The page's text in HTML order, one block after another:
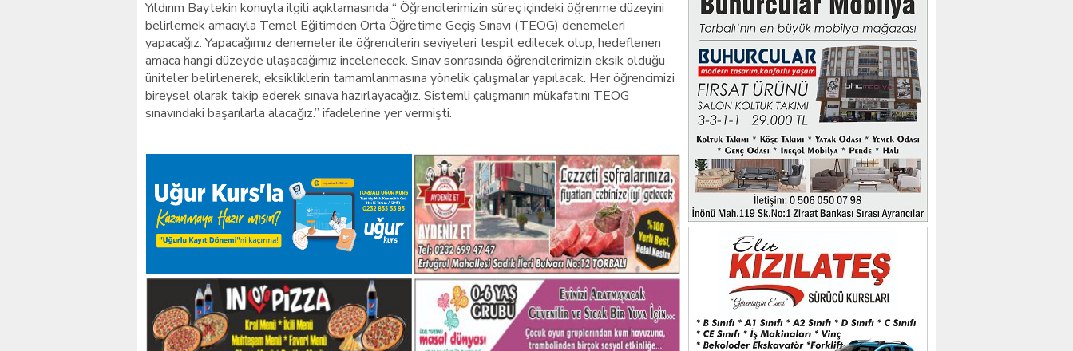
Yıldırım Baytekin konuyla ilgili açıklamasında “ Öğrencilerimizin süreç içindeki öğrenme düzeyini
belirlemek amacıyla Temel Eğitimden Orta Öğretime Geçiş Sınavı (TEOG) denemeleri
yapacağız. Yapacağımız denemeler ile öğrencilerin seviyeleri tespit edilecek olup, hedeflenen
amaca hangi düzeyde ulaşacağımız incelenecek. Sınav sonrasında öğrencilerimizin eksik olduğu
üniteler belirlenerek, eksikliklerin tamamlanmasına yönelik çalışmalar yapılacak. Her öğrencimizi
bireysel olarak takip ederek sınava hazırlayacağız. Sistemli çalışmanın mükafatını TEOG
sınavındaki başarılarla alacağız.” ifadelerine yer vermişti.
.